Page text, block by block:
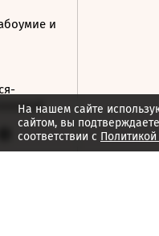
и
На нашем сайте
сайтом, вы
соответствии с